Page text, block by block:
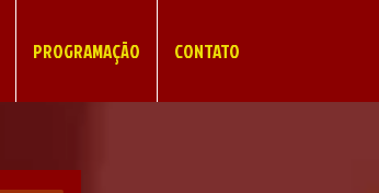
PROGRAMAÇÃO CONTATO